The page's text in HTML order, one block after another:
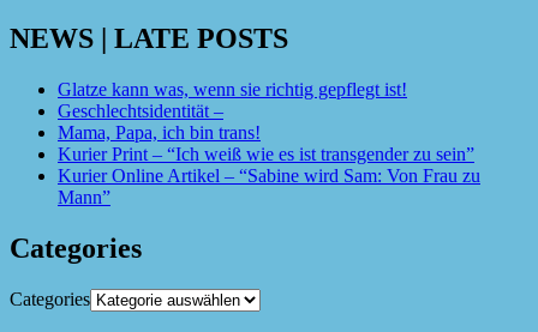
NEWS | LATE POSTS
Glatze kann was, wenn sie richtig gepflegt ist!
Geschlechtsidentität –
Mama, Papa, ich bin trans!
Kurier Print – “Ich weiß wie es ist transgender zu sein”
Kurier Online Artikel – “Sabine wird Sam: Von Frau zu
Mann”
Categories
Categories